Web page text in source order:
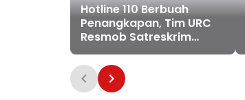
Hotline 110 Berbuah
Penangkapan, Tim URC
Resmob Satreskrim
Polres Pelabuhan
Makassar Bekuk Pelaku
Pencurian